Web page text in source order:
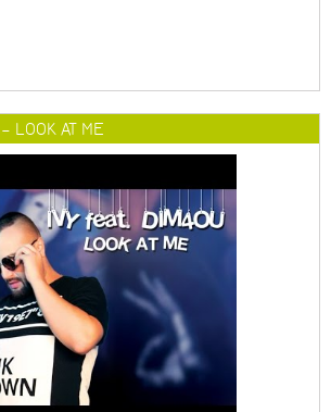
LOOK AT ME